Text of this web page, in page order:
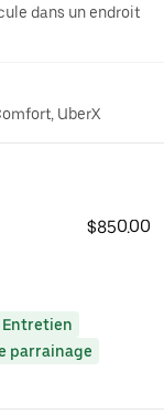
dans un endroit
UberX
$850.00
Entretien
parrainage